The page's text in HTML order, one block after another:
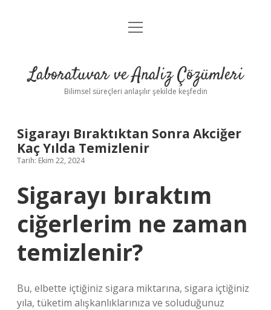
Anasayfa
Yasal Uyarı
menüyü
Laboratuvar ve Analiz Çözümleri
Bilimsel süreçleri anlaşılır şekilde keşfedin
Sigarayı Bıraktıktan Sonra Akciğer
Kaç Yılda Temizlenir
Tarih: Ekim 22, 2024
Sigarayı bıraktım
ciğerlerim ne zaman
temizlenir?
Bu, elbette içtiğiniz sigara miktarına, sigara içtiğiniz
yıla, tüketim alışkanlıklarınıza ve soluduğunuz